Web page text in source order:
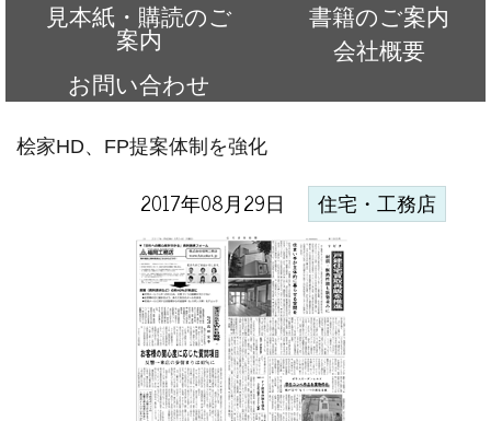
見本紙・購読のご
案内
書籍のご案内
会社概要
お問い合わせ
桧家HD、FP提案体制を強化
2017年08月29日 住宅・工務店